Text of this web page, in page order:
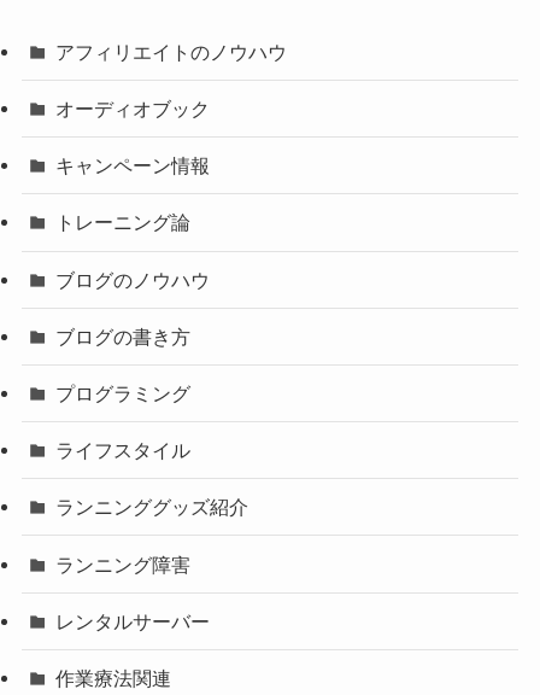
アフィリエイトのノウハウ
オーディオブック
キャンペーン情報
トレーニング論
ブログのノウハウ
ブログの書き方
プログラミング
ライフスタイル
ランニンググッズ紹介
ランニング障害
レンタルサーバー
作業療法関連